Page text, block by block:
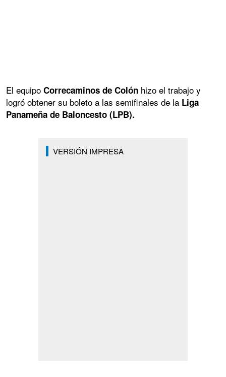
El equipo Correcaminos de Colón hizo el trabajo y
logró obtener su boleto a las semifinales de la Liga
Panameña de Baloncesto (LPB).
VERSIÓN IMPRESA